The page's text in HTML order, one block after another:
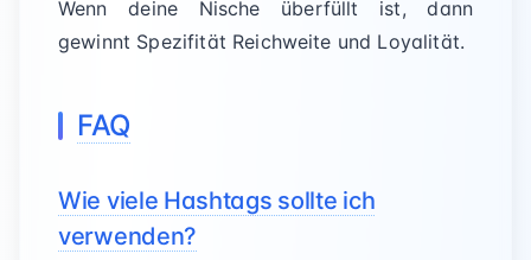
Wenn deine Nische überfüllt ist, dann
gewinnt Spezifität Reichweite und Loyalität.
FAQ
Wie viele Hashtags sollte ich
verwenden?